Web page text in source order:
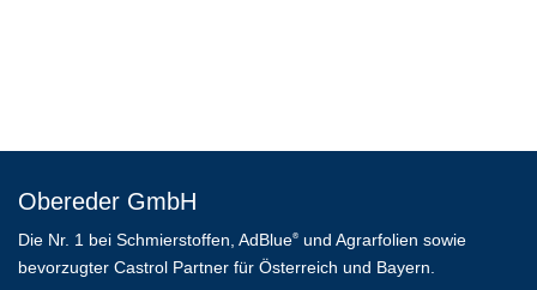
Obereder GmbH
Die Nr. 1 bei Schmierstoffen, AdBlue®
und Agrarfolien sowie
bevorzugter Castrol Partner für Österreich und Bayern.